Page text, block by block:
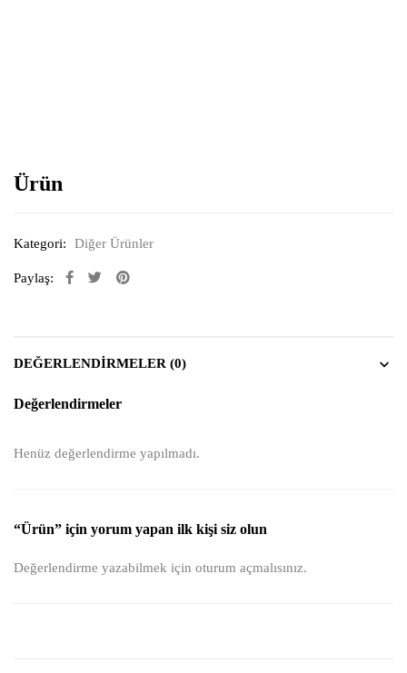
Ürün
Kategori: Diğer Ürünler
Paylaş:
DEĞERLENDIRMELER (0)
Değerlendirmeler
Henüz değerlendirme yapılmadı.
“Ürün” için yorum yapan ilk kişi siz olun
Değerlendirme yazabilmek için oturum açmalısınız.